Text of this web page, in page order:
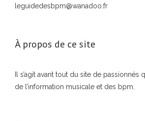
leguidedesbpm@wanadoo.fr
À propos de ce site
Il s’agit avant tout du site de passionnés
de l’information musicale et des bpm.